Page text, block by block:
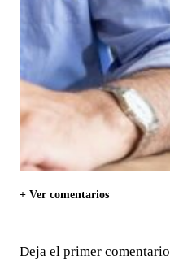
+ Ver comentarios
Deja el primer comentario